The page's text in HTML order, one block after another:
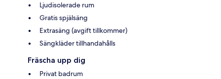
Ljudisolerade rum
Gratis spjälsäng
Extrasäng (avgift tillkommer)
Sängkläder tillhandahålls
Fräscha upp dig
Privat badrum